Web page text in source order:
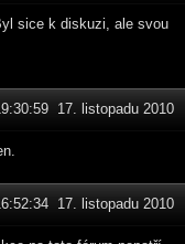
sice k diskuzi, ale svou
17. listopadu 2010
17. listopadu 2010